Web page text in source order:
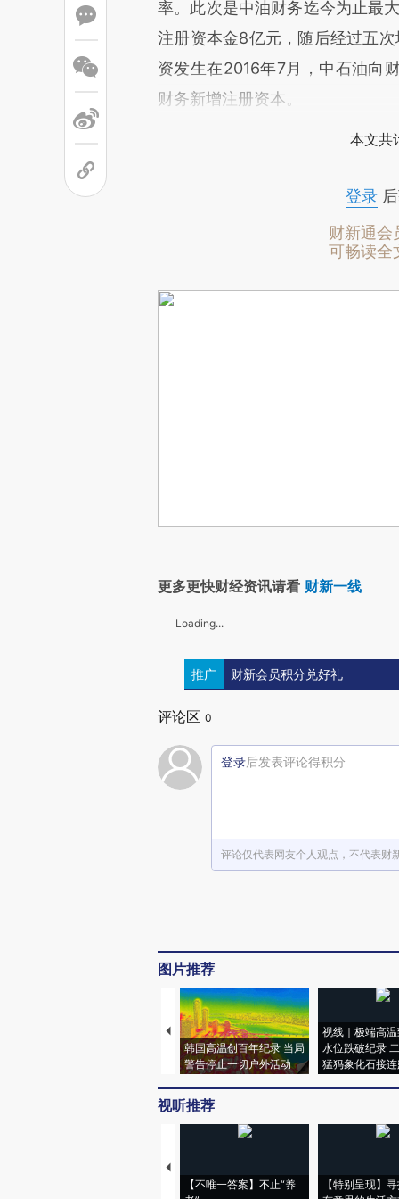
率。此次是中油财务迄今为止最
注册资本金8亿元，随后经过五
资发生在2016年7月，中石油向
财务新增注册资本。
本文共
登录后
财新通会
可畅读全
更多更快财经资讯请看 财新一线
Loading...
推广 财新会员积分兑好礼
评论区 0
登录后发表评论得积分
评论仅代表网友个人观点，不代表财
图片推荐
韩国高温创百年纪录 当局
警告停止一切户外活动
视线｜极端高
水位跌破纪录
猛犸象化石接连
视听推荐
【不唯一答案】不止“养
【特别呈现】